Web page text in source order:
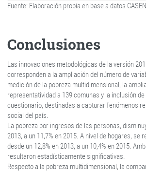
Fuente: Elaboración propia en base a datos
Conclusiones
Las innovaciones metodológicas de la versión
corresponden a la ampliación del número de
medición de la pobreza multidimensional, la
representatividad a 139 comunas y la inclusión
cuestionario, destinadas a capturar fenómenos
social del país.
La pobreza por ingresos de las personas,
2013, a un 11,7% en 2015. A nivel de hogares, se
desde un 12,8% en 2013, a un 10,4% en 2015.
resultaron estadísticamente significativas.
Respecto a la pobreza multidimensional, la